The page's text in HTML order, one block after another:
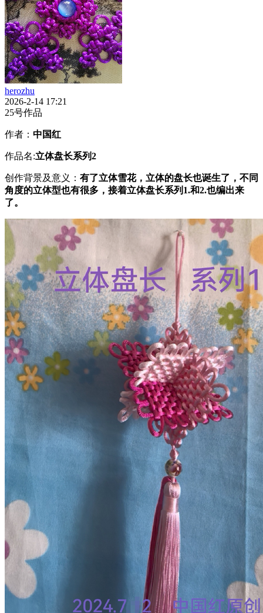
herozhu
2026-2-14 17:21
25号作品
作者： 中国红
作品名:立体盘长系列2
创作背景及意义： 有了立体雪花，立体的盘长也诞生了，不同
角度的立体型也有很多 ，接着立体盘长系列 1.和2.也编出来
了。